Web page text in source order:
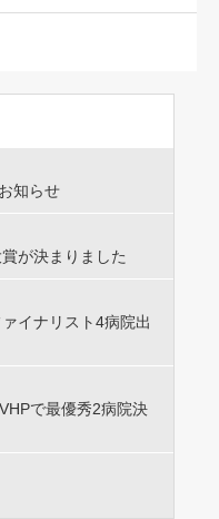
知らせ
が決まりました
イナリスト4病院出
で最優秀2病院決